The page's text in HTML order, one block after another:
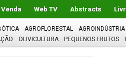
Web TV Abstracts
AGROFLORESTAL AGROINDÚSTRIA
OLIVICULTURA PEQUENOS FRUTOS